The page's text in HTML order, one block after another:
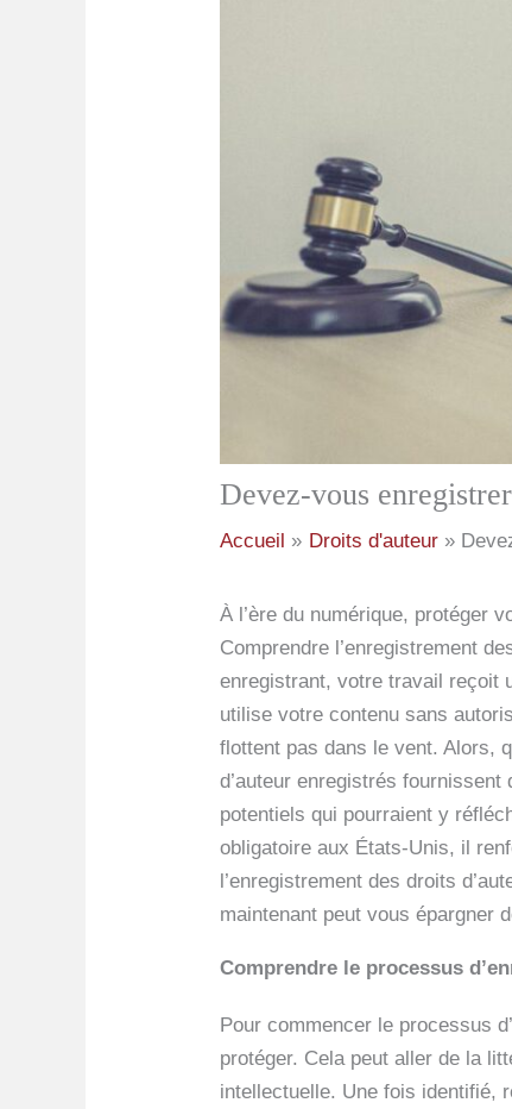
Devez-vous
Accueil Droits d'auteur
À l’ère du numérique, protéger
Comprendre l’enregistrement
enregistrant, votre travail reçoit
utilise votre contenu sans
flottent pas dans le vent. Alors,
d’auteur enregistrés
potentiels qui pourraient y
obligatoire aux États-Unis, il
l’enregistrement des droits
maintenant peut vous épargner
Comprendre le processus
Pour commencer le processus
protéger. Cela peut aller de la
intellectuelle. Une fois identifié,